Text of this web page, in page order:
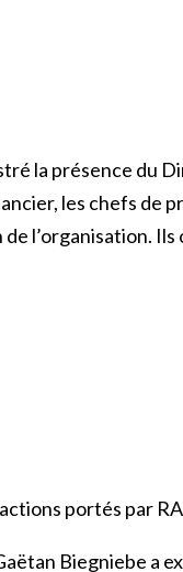
la présence du
les chefs de
l’organisation.
portés par
Biegniebe a